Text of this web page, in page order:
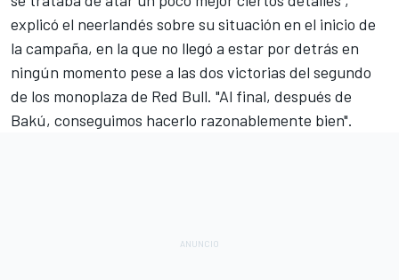
explicó el neerlandés sobre su situación en el inicio de
la campaña, en la que no llegó a estar por detrás en
ningún momento pese a las dos victorias del segundo
de los monoplaza de Red Bull. "Al final, después de
Bakú, conseguimos hacerlo razonablemente bien".